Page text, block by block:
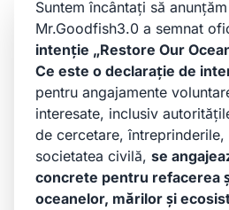
Suntem încântați să
Mr.Goodfish3.0 a semnat
intenție „Restore Our
Ce este o declarație de
pentru angajamente
interesate, inclusiv
de cercetare, întreprinderile,
societatea civilă, se
concrete pentru refacerea
oceanelor, mărilor și